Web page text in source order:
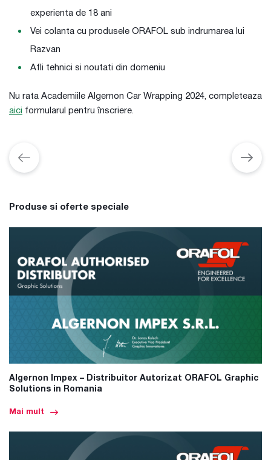
experienta de 18 ani
Vei colanta cu produsele ORAFOL sub indrumarea lui
Razvan
Afli tehnici si noutati din domeniu
Nu rata Academiile Algernon Car Wrapping 2024, completeaza
aici formularul pentru înscriere.
Produse si oferte speciale
Algernon Impex – Distribuitor Autorizat ORAFOL Graphic
Solutions in Romania
Mai mult